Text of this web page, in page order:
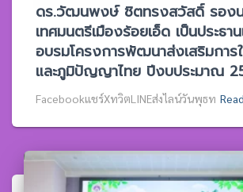
ดร.วัฒนพงษ์ ชิตทรงสวัสดิ์ รอง
เทศมนตรีเมืองร้อยเอ็ด เป็นประธา
อบรมโครงการพัฒนาส่งเสริมการ
และภูมิปัญญาไทย ปีงบประมาณ
Facebookแชร์XทวิตLINEส่งไลน์วันพุธท